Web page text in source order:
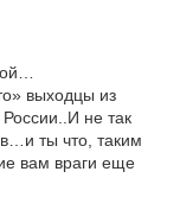
выходцы из
не так
ты что, таким
вам враги еще